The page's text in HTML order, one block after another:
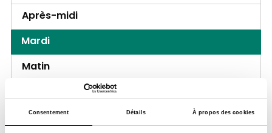
Consentement Détails À propos des cookies
Après-midi
Mardi
Matin
Mercredi